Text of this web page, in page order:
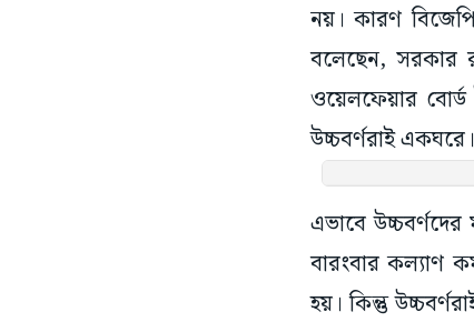
নয়। কারণ
বলেছেন, সরকার
ওয়েলফেয়ার
উচ্চবর্ণরাই
এভাবে
বারংবার কল্যাণ
হয়। কিন্তু